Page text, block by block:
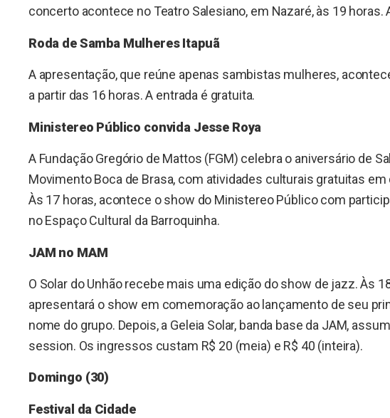
concerto acontece no Teatro Salesiano, em Nazaré, às 19 horas.
Roda de Samba Mulheres Itapuã
A apresentação, que reúne apenas sambistas mulheres,
a partir das 16 horas. A entrada é gratuita.
Ministereo Público convida Jesse Roya
A Fundação Gregório de Mattos (FGM) celebra o aniversário de
Movimento Boca de Brasa, com atividades culturais gratuitas
Às 17 horas, acontece o show do Ministereo Público com
no Espaço Cultural da Barroquinha.
JAM no MAM
O Solar do Unhão recebe mais uma edição do show de jazz. Às
apresentará o show em comemoração ao lançamento de seu
nome do grupo. Depois, a Geleia Solar, banda base da JAM,
session. Os ingressos custam R$ 20 (meia) e R$ 40 (inteira).
Domingo (30)
Festival da Cidade